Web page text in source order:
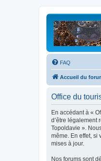
FAQ
Accueil du
Office du
En accédant à «
d’être légalement
Topoldavie ».
même. En effet, si
mises à jour.
Nos forums sont